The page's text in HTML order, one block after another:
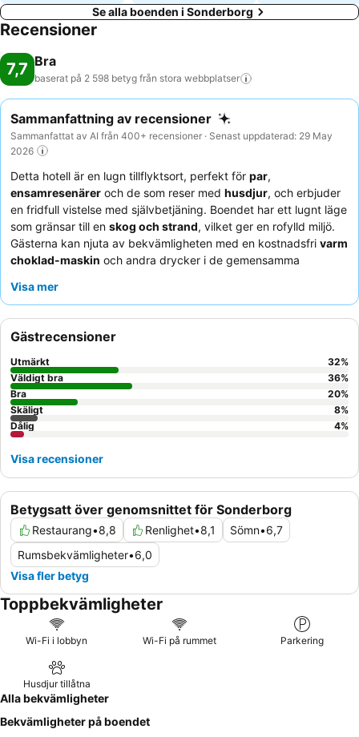
Se alla boenden i Sonderborg
Recensioner
7,7 Bra
baserat på 2 598 betyg från stora webbplatser
Sammanfattning av recensioner
Sammanfattat av AI från 400+ recensioner · Senast uppdaterad: 29 May
2026
Detta hotell är en lugn tillflyktsort, perfekt för par,
ensamresenärer och de som reser med husdjur, och erbjuder
en fridfull vistelse med självbetjäning. Boendet har ett lugnt läge
som gränsar till en skog och strand, vilket ger en rofylld miljö.
Gästerna kan njuta av bekvämligheten med en kostnadsfri varm
choklad-maskin och andra drycker i de gemensamma
konsekvent beröm för sin snabba och vänliga telefonassistans,
För en bekvämare vistelse, överväg att be om ett rum i de
moderniserade delarna av hotellet.
Visa mer
Betygsatt över genomsnittet för Sonderborg
Restaurang•8,8 Renlighet•8,1 Sömn•6,7
Rumsbekvämligheter•6,0
Visa fler betyg
Gästrecensioner
Utmärkt 32%
Väldigt bra
36%
Bra
20%
Skäligt
8%
Dålig
4%
Visa recensioner
Toppbekvämligheter
Wi-Fi i lobbyn Wi-Fi på rummet Parkering
Husdjur tillåtna
Alla bekvämligheter
Bekvämligheter på boendet